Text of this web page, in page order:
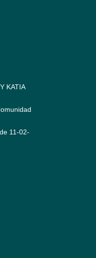
KATIA
11-02-